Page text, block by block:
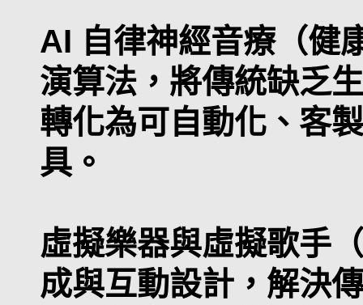
AI 自律神經音療（健
演算法，將傳統缺乏
轉化為可自動化、客
具。
虛擬樂器與虛擬歌手
成與互動設計，解決